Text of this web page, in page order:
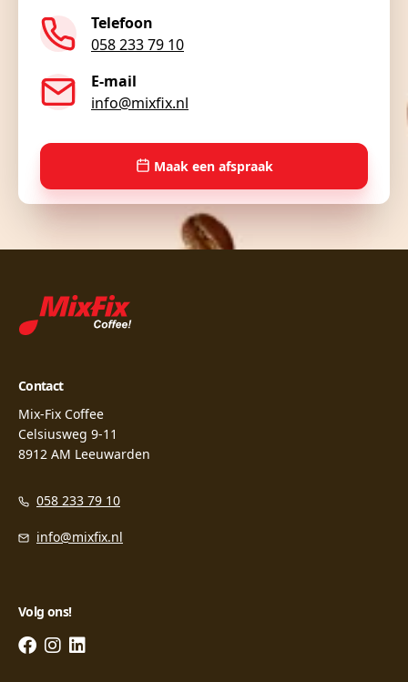
Telefoon
058 233 79 10
E-mail
info@mixfix.nl
Maak een afspraak
Contact
Mix-Fix Coffee
Celsiusweg 9-11
8912 AM Leeuwarden
058 233 79 10
info@mixfix.nl
Volg ons!